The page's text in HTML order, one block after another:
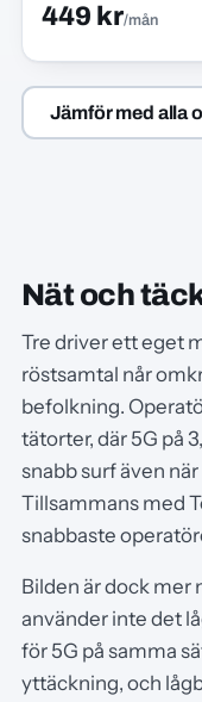
449 kr/mån
Jämför med alla
Nät och
Tre driver ett eget
röstsamtal når
befolkning.
tätorter, där 5G på
snabb surf även
Tillsammans med
snabbaste
Bilden är dock mer
använder inte det
för 5G på samma
yttäckning, och